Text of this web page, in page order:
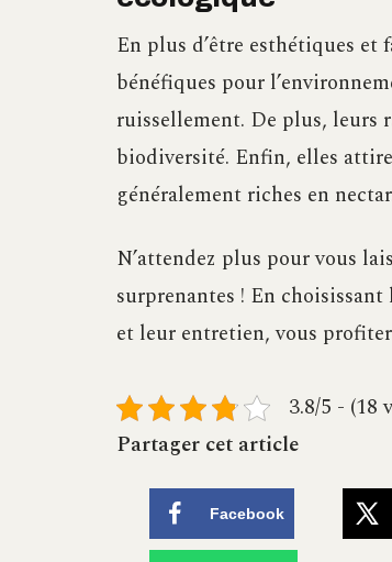
En plus d’être esthétiques et
bénéfiques pour
ruissellement. De plus,
biodiversité. Enfin, elles
généralement riches en
N’attendez plus pour vous
surprenantes ! En
et leur entretien, vous
3.8/5 - (18
Partager cet article
Facebook